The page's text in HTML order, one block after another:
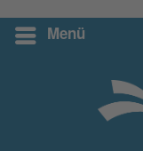
Menü